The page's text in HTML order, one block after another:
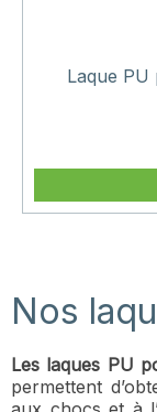
Laque PU
Nos
Les laques PU
permettent